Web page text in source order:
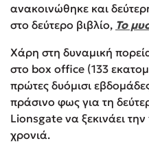
ανακοινώθηκε και
στο δεύτερο βιβλίο, Το
Χάρη στη δυναμική
στο box office (133
πρώτες δυόμισι
πράσινο φως για τη
Lionsgate να ξεκινάει
χρονιά.